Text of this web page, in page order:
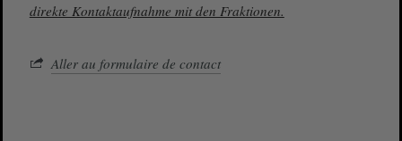
direkte Kontaktaufnahme mit den Fraktionen.
Aller au formulaire de contact